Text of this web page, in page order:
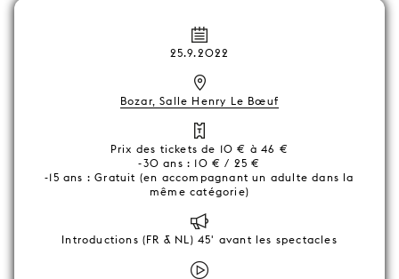
25.9.2022
Bozar, Salle Henry Le Bœuf
Prix des tickets de 10 € à 46 €
-30 ans : 10 € / 25 €
-15 ans : Gratuit (en accompagnant un adulte dans la
même catégorie)
Introductions (FR & NL) 45' avant les spectacles